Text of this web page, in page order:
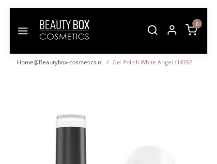
0
Home@Beautybox-cosmetics.nl Gel Polish White Angel / H092